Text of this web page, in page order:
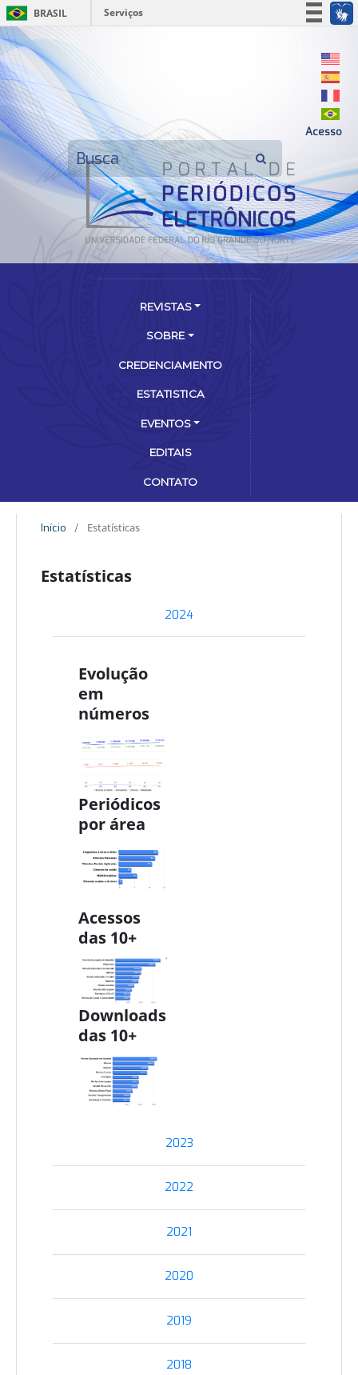
BRASIL
Serviços
Acesso
REVISTAS
SOBRE
CREDENCIAMENTO
ESTATISTICA
EVENTOS
EDITAIS
CONTATO
Início / Estatísticas
Estatísticas
2024
Evolução
em
números
Periódicos
por área
Acessos
das 10+
Downloads
das 10+
2023
2022
2021
2020
2019
2018